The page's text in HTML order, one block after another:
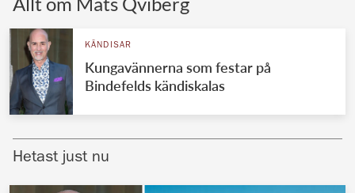
UTLÄNDSKT
VÄRLDENS KUNGAHUS
Brittiska kungahuset
KÄNDISAR
Kungavännerna som festar på
Bindefelds kändiskalas
Hetast just nu